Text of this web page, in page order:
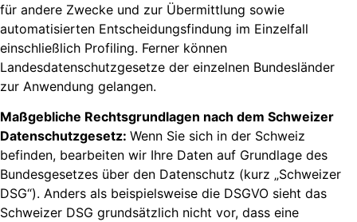
für andere Zwecke und zur Übermittlung sowie
automatisierten Entscheidungsfindung im Einzelfall
einschließlich Profiling. Ferner können
Landesdatenschutzgesetze der einzelnen Bundesländer
zur Anwendung gelangen.
Maßgebliche Rechtsgrundlagen nach dem Schweizer
Datenschutzgesetz: Wenn Sie sich in der Schweiz
befinden, bearbeiten wir Ihre Daten auf Grundlage des
Bundesgesetzes über den Datenschutz (kurz „Schweizer
DSG“). Anders als beispielsweise die DSGVO sieht das
Schweizer DSG grundsätzlich nicht vor, dass eine